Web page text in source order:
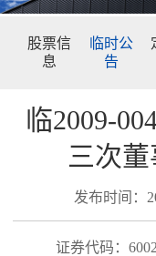
股票信
息
临时公
告
临2009-
三次
发布时间：
证券代码：